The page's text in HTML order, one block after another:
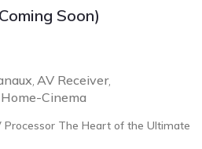
Soon)
AV Receiver,
Cinema
Processor The Heart of the Ultimate